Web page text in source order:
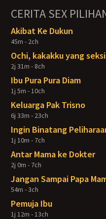
CERITA SEX
Akibat Ke Dukun
45m - 2ch
Ochi, kakakku yang seksi
2j 31m - 8ch
Ibu Pura Pura Diam
1j 5m - 10ch
Keluarga Pak Trisno
6j 33m - 23ch
Ingin Binatang
1j 10m - 7ch
Antar Mama ke Dokter
2j 0m - 7ch
Jangan Sampai Papa
54m - 3ch
Pemuja Ibu
1j 12m - 13ch